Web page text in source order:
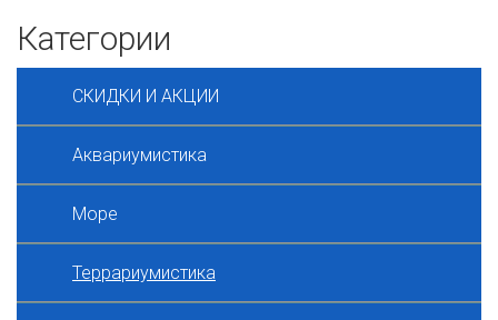
Категории
СКИДКИ И АКЦИИ
Аквариумистика
Море
Террариумистика